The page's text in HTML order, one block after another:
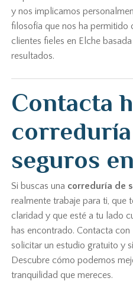
y nos implicamos
filosofía que nos ha permitido
clientes fieles en Elche
resultados.
Contacta
seguros
Si buscas una correduría de
realmente trabaje para ti, que
claridad y que esté a tu lado
has encontrado. Contacta
solicitar un estudio gratuito y
Descubre cómo podemos
tranquilidad que mereces.